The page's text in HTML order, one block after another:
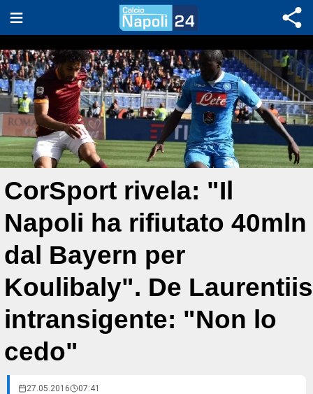
CorSport rivela: "Il
Napoli ha rifiutato 40mln
dal Bayern per
Koulibaly". De Laurentiis
intransigente: "Non lo
cedo"
27.05.2016 07:41